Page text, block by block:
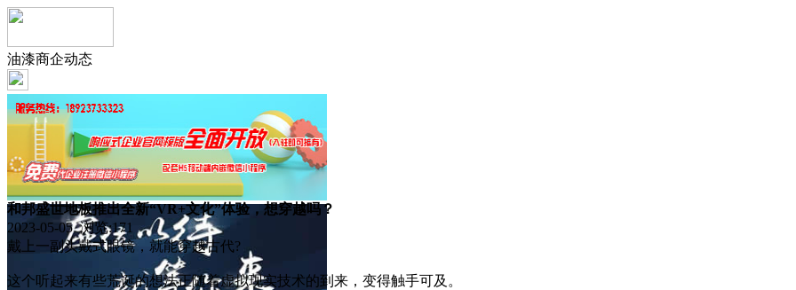
油漆商企动态
和邦盛世地板推出全新“VR+文化”体验，想穿越吗？
2023-05-05 浏览:171
戴上一副头戴式眼镜，就能穿越古代?
这个听起来有些荒诞的想法正随着虚拟现实技术的到来，变得触手可及。